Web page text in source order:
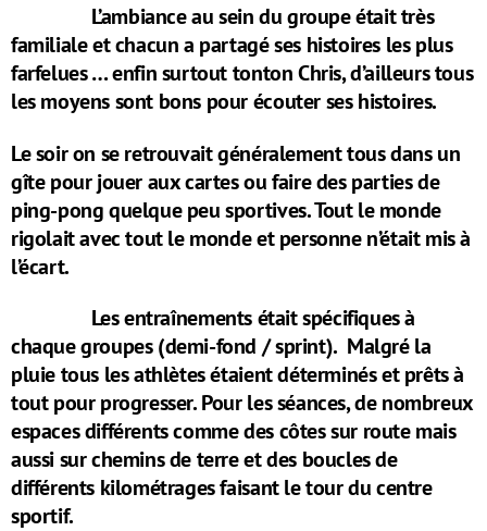
L’ambiance au sein du groupe était très
familiale et chacun a partagé ses histoires les plus
farfelues … enfin surtout tonton Chris, d’ailleurs tous
les moyens sont bons pour écouter ses histoires.
Le soir on se retrouvait généralement tous dans un
gîte pour jouer aux cartes ou faire des parties de
ping-pong quelque peu sportives. Tout le monde
rigolait avec tout le monde et personne n’était mis à
l’écart.
Les entraînements était spécifiques à
chaque groupes (demi-fond / sprint). Malgré la
pluie tous les athlètes étaient déterminés et prêts à
tout pour progresser. Pour les séances, de nombreux
espaces différents comme des côtes sur route mais
aussi sur chemins de terre et des boucles de
différents kilométrages faisant le tour du centre
sportif.